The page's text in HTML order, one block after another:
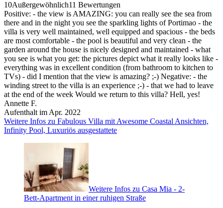
10Außergewöhnlich11 Bewertungen
Positive: - the view is AMAZING: you can really see the sea from
there and in the night you see the sparkling lights of Portimao - the
villa is very well maintained, well equipped and spacious - the beds
are most comfortable - the pool is beautiful and very clean - the
garden around the house is nicely designed and maintained - what
you see is what you get: the pictures depict what it really looks like -
everything was in excellent condition (from bathroom to kitchen to
TVs) - did I mention that the view is amazing? ;-) Negative: - the
winding street to the villa is an experience ;-) - that we had to leave
at the end of the week Would we return to this villa? Hell, yes!
Annette F.
Aufenthalt im Apr. 2022
Weitere Infos zu Fabulous Villa mit Awesome Coastal Ansichten,
Infinity Pool, Luxuriös ausgestattete
Weitere Infos zu Casa Mia - 2-
Bett-Apartment in einer ruhigen Straße